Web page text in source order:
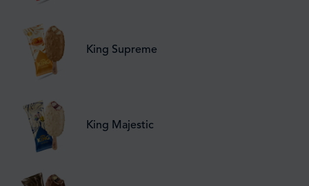
King Supreme
King Majestic